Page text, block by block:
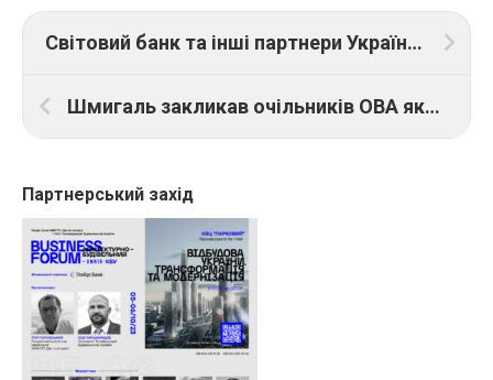
Світовий банк та інші партнери України вважають доцільним надання допомоги на відновлення держави до завершення війни
Шмигаль закликав очільників ОВА якнайшвидше напрацювати проєкти для відновлення регіонів
Партнерський захід